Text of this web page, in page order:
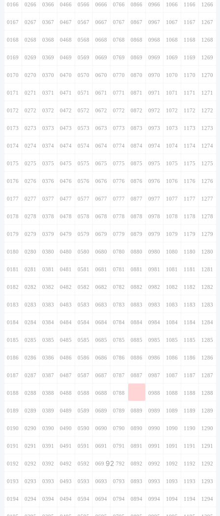
0166 0266 0366 0466 0566 0666 0766 0866 0966 1066 1166 1266
0167 0267 0367 0467 0567 0667 0767 0867 0967 1067 1167 1267
0168 0268 0368 0468 0568 0668 0768 0868 0968 1068 1168 1268
0169 0269 0369 0469 0569 0669 0769 0869 0969 1069 1169 1269
0170 0270 0370 0470 0570 0670 0770 0870 0970 1070 1170 1270
0171 0271 0371 0471 0571 0671 0771 0871 0971 1071 1171 1271
0172 0272 0372 0472 0572 0672 0772 0872 0972 1072 1172 1272
0173 0273 0373 0473 0573 0673 0773 0873 0973 1073 1173 1273
0174 0274 0374 0474 0574 0674 0774 0874 0974 1074 1174 1274
0175 0275 0375 0475 0575 0675 0775 0875 0975 1075 1175 1275
0176 0276 0376 0476 0576 0676 0776 0876 0976 1076 1176 1276
0177 0277 0377 0477 0577 0677 0777 0877 0977 1077 1177 1277
0178 0278 0378 0478 0578 0678 0778 0878 0978 1078 1178 1278
0179 0279 0379 0479 0579 0679 0779 0879 0979 1079 1179 1279
0180 0280 0380 0480 0580 0680 0780 0880 0980 1080 1180 1280
0181 0281 0381 0481 0581 0681 0781 0881 0981 1081 1181 1281
0182 0282 0382 0482 0582 0682 0782 0882 0982 1082 1182 1282
0183 0283 0383 0483 0583 0683 0783 0883 0983 1083 1183 1283
0184 0284 0384 0484 0584 0684 0784 0884 0984 1084 1184 1284
0185 0285 0385 0485 0585 0685 0785 0885 0985 1085 1185 1285
0186 0286 0386 0486 0586 0686 0786 0886 0986 1086 1186 1286
0187 0287 0387 0487 0587 0687 0787 0887 0987 1087 1187 1287
0188 0288 0388 0488 0588 0688 0788 0988 1088 1188 1288
0189 0289 0389 0489 0589 0689 0789 0889 0989 1089 1189 1289
0190 0290 0390 0490 0590 0690 0790 0890 0990 1090 1190 1290
0191 0291 0391 0491 0591 0691 0791 0891 0991 1091 1191 1291
0192 0292 0392 0492 0592 0692920792 0892 0992 1092 1192 1292
0193 0293 0393 0493 0593 0693 0793 0893 0993 1093 1193 1293
0194 0294 0394 0494 0594 0694 0794 0894 0994 1094 1194 1294